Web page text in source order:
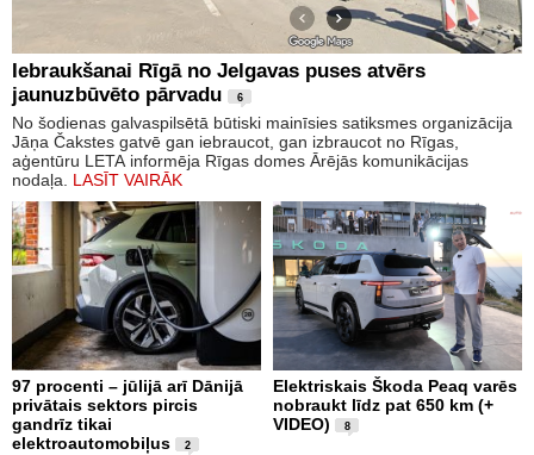
Iebraukšanai Rīgā no Jelgavas puses atvērs
jaunuzbūvēto pārvadu
6
No šodienas galvaspilsētā būtiski mainīsies satiksmes organizācija
Jāņa Čakstes gatvē gan iebraucot, gan izbraucot no Rīgas,
aģentūru LETA informēja Rīgas domes Ārējās komunikācijas
nodaļa. LASĪT VAIRĀK
97 procenti – jūlijā arī Dānijā
privātais sektors pircis
gandrīz tikai
elektroautomobiļus
2
Elektriskais Škoda Peaq varēs
nobraukt līdz pat 650 km (+
VIDEO)
8